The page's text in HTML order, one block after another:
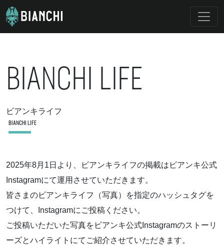
BIANCHI LIFE
ビアンキライフ
BIANCHI LIFE
2025年8月1日より、ビアンキライフの掲載はビアンキ公式
Instagramにて運用させていただきます。
皆さまのビアンキライフ（写真）を指定のハッシュタグを
つけて、Instagramにご投稿ください。
ご投稿いただいた写真をビアンキ公式Instagramのストーリ
ーズとハイライトにてご紹介させていただきます。